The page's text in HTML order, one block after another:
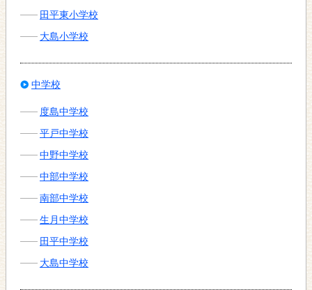
田平東小学校
大島小学校
中学校
度島中学校
平戸中学校
中野中学校
中部中学校
南部中学校
生月中学校
田平中学校
大島中学校